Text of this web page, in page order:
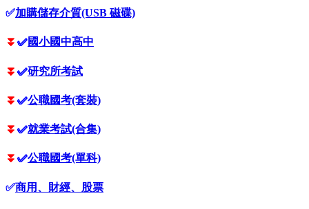
✅加購儲存介質(USB 磁碟)
⏬ ✅國小國中高中
⏬ ✅研究所考試
⏬ ✅公職國考(套裝)
⏬ ✅就業考試(合集)
⏬ ✅公職國考(單科)
✅商用、財經、股票